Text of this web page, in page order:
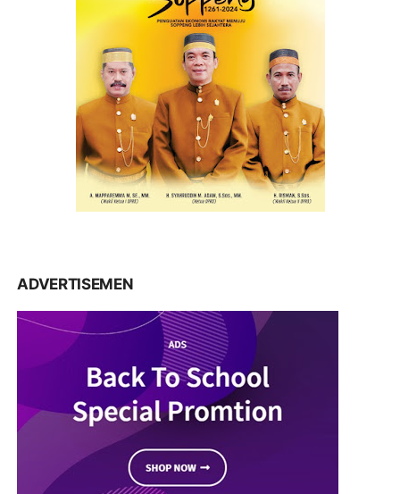
ADVERTISEMEN